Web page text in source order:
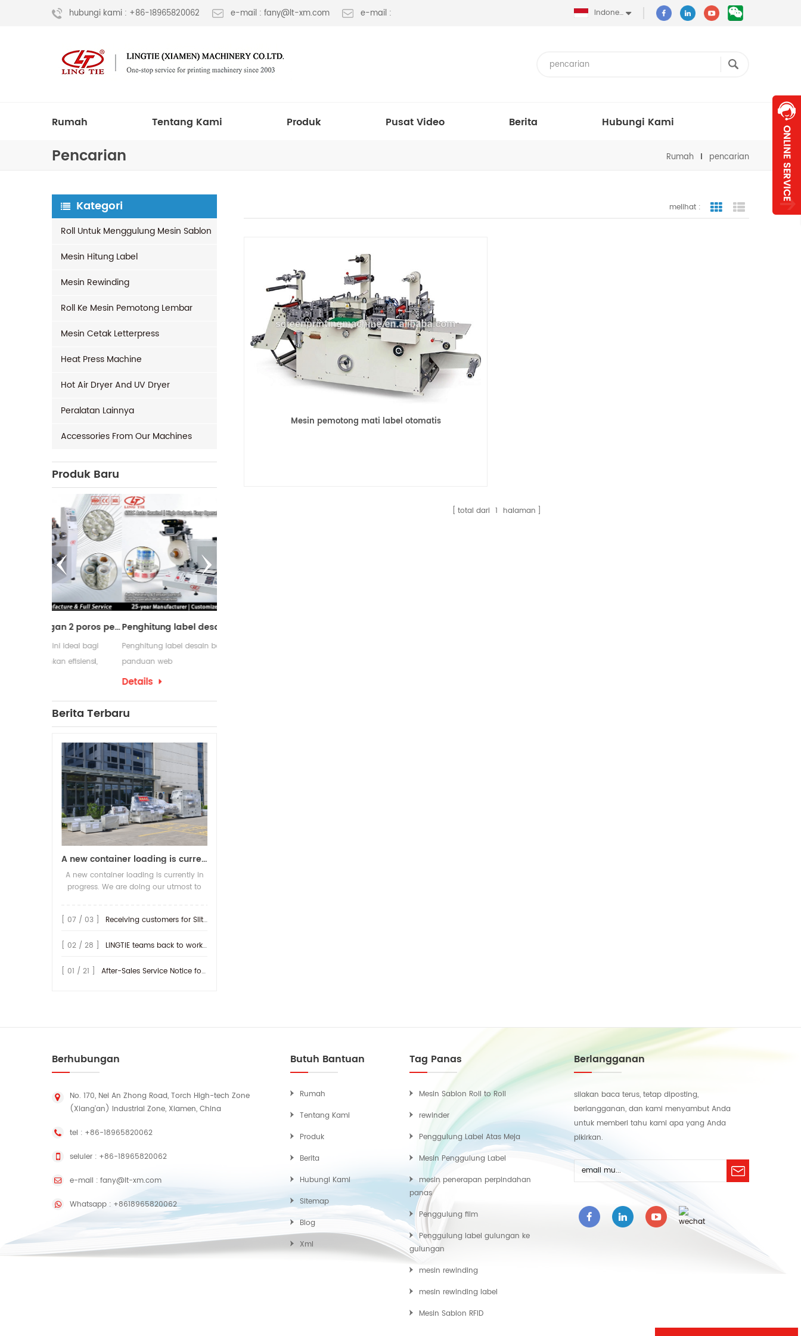
hubungi kami : +86-18965820062 e-mail : fany@lt-xm.com e-mail : Indonesia
Rumah Tentang Kami Produk Pusat Video Berita Hubungi Kami
Pencarian Rumah pencarian
Kategori
Roll Untuk Menggulung Mesin Sablon
Mesin Hitung Label
Mesin Rewinding
Roll Ke Mesin Pemotong Lembar
Mesin Cetak Letterpress
Heat Press Machine
Hot Air Dryer And UV Dryer
Peralatan Lainnya
Accessories From Our Machines
Produk Baru
Mesin pemotong dengan 2 poros penggulung ulang Penghitung label desain baru dengan panduan web
Penghitung label desain baru dengan
panduan web
Berita Terbaru
A new container loading is currently in progress.
A new container loading is currently in
progress. We are doing our utmost to
earliest possible time.
[ 07 / 03 ] Receiving customers for Slitting machine with differential Slip Shaft
[ 02 / 28 ] LINGTIE teams back to work at Feb.25th.
[ 01 / 21 ] After-Sales Service Notice for Turkey Region
melihat : tampilan bergaris
tampilan
Mesin pemotong mati label otomatis
total dari 1 halaman
Berhubungan
No. 170, Nei An Zhong Road, Torch High-tech Zone
(Xiang'an) Industrial Zone, Xiamen, China
tel : +86-18965820062
seluler : +86-18965820062
e-mail : fany@lt-xm.com
Whatsapp : +8618965820062
Butuh Bantuan
Rumah
Tentang Kami
Produk
Berita
Hubungi Kami
Sitemap
Blog
Xml
Tag Panas
Mesin Sablon Roll to Roll
rewinder
Penggulung Label Atas Meja
Mesin Penggulung Label
mesin penerapan perpindahan
panas
Penggulung film
Penggulung label gulungan ke
gulungan
mesin rewinding
mesin rewinding label
Mesin Sablon RFID
Berlangganan
silakan baca terus, tetap diposting,
berlangganan, dan kami menyambut Anda
untuk memberi tahu kami apa yang Anda
pikirkan.